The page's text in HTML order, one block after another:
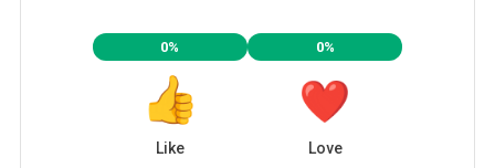
0%
Like
0%
Love